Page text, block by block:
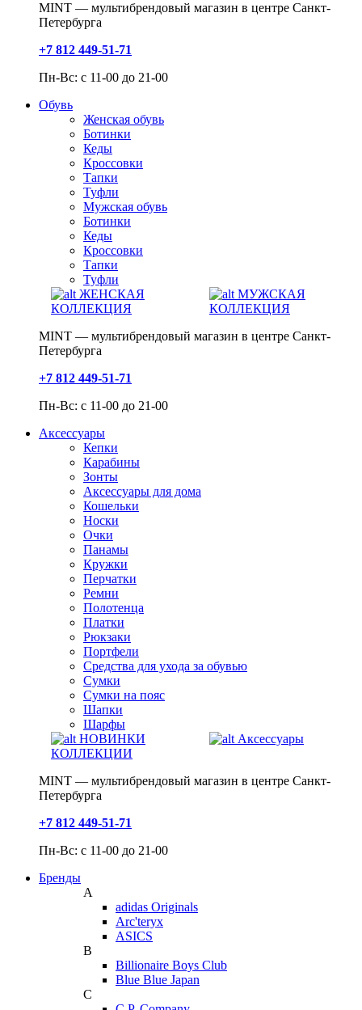
MINT — мультибрендовый магазин в центре Санкт-
Петербурга
+7 812 449-51-71
Пн-Вс: с 11-00 до 21-00
Обувь
Женская обувь
Ботинки
Кеды
Кроссовки
Тапки
Туфли
Мужская обувь
Ботинки
Кеды
Кроссовки
Тапки
Туфли
ЖЕНСКАЯ
КОЛЛЕКЦИЯ
МУЖСКАЯ
КОЛЛЕКЦИЯ
MINT — мультибрендовый магазин в центре Санкт-
Петербурга
+7 812 449-51-71
Пн-Вс: с 11-00 до 21-00
Аксессуары
Кепки
Карабины
Зонты
Аксессуары для дома
Кошельки
Носки
Очки
Панамы
Кружки
Перчатки
Ремни
Полотенца
Платки
Рюкзаки
Портфели
Средства для ухода за обувью
Сумки
Сумки на пояс
Шапки
Шарфы
НОВИНКИ
КОЛЛЕКЦИИ
Аксессуары
MINT — мультибрендовый магазин в центре Санкт-
Петербурга
+7 812 449-51-71
Пн-Вс: с 11-00 до 21-00
Бренды
A
adidas Originals
Arc'teryx
ASICS
B
Billionaire Boys Club
Blue Blue Japan
C